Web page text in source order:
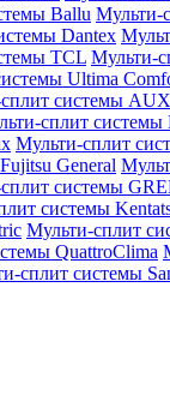
Ballu Мульти-
Dantex
TCL Мульти-
Ultima
системы AUX
сплит системы
Мульти-сплит
General
системы
системы
Мульти-сплит
QuattroClima
сплит системы